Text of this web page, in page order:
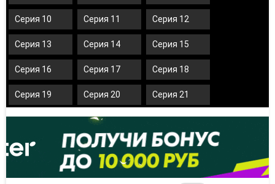
Серия 10 Серия 11 Серия 12
Серия 13 Серия 14 Серия 15
Серия 16 Серия 17 Серия 18
Серия 19 Серия 20 Серия 21